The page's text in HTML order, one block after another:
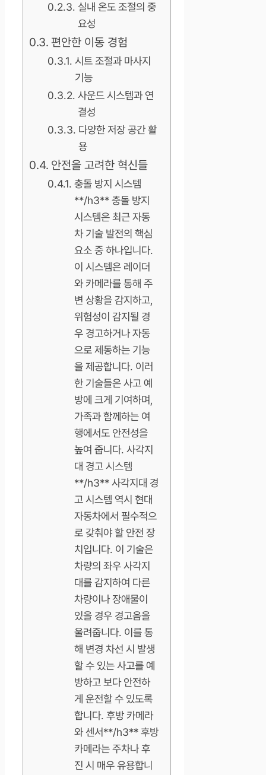
실내 온도 조절의 중
요성
편안한 이동 경험
시트 조절과 마사지
기능
사운드 시스템과 연
결성
다양한 저장 공간 활
용
안전을 고려한 혁신들
충돌 방지 시스템
**/h3** 충돌 방지
시스템은 최근 자동
차 기술 발전의 핵심
요소 중 하나입니다.
이 시스템은 레이더
와 카메라를 통해 주
변 상황을 감지하고,
위험성이 감지될 경
우 경고하거나 자동
으로 제동하는 기능
을 제공합니다. 이러
한 기술들은 사고 예
방에 크게 기여하며,
가족과 함께하는 여
행에서도 안전성을
높여 줍니다. 사각지
대 경고 시스템
**/h3** 사각지대 경
고 시스템 역시 현대
자동차에서 필수적으
로 갖춰야 할 안전 장
치입니다. 이 기술은
차량의 좌우 사각지
대를 감지하여 다른
차량이나 장애물이
있을 경우 경고음을
울려줍니다. 이를 통
해 변경 차선 시 발생
할 수 있는 사고를 예
방하고 보다 안전하
게 운전할 수 있도록
합니다. 후방 카메라
와 센서**/h3** 후방
카메라는 주차나 후
진 시 매우 유용합니